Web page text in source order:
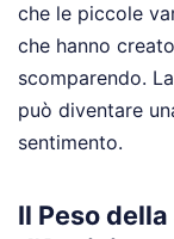
che le piccole
che hanno
scomparendo.
può diventare
sentimento.
Il Peso